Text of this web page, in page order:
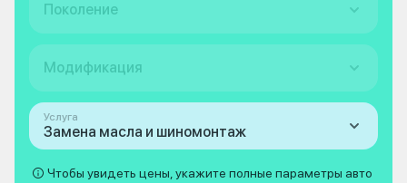
Поколение
Модификация
Услуга
Замена масла и шиномонтаж
Чтобы увидеть цены, укажите полные параметры авто